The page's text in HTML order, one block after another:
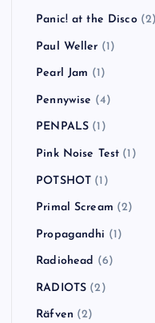
Panic! at the Disco(2)
Paul Weller (1)
Pearl Jam (1)
Pennywise (4)
PENPALS (1)
Pink Noise Test (1)
POTSHOT (1)
Primal Scream (2)
Propagandhi (1)
Radiohead (6)
RADIOTS (2)
Räfven (2)